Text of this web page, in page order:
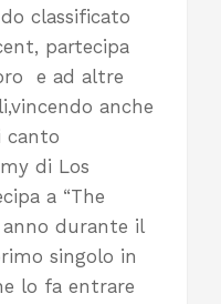
classificato
partecipa
e ad altre
anche
canto
di Los
a “The
anno durante il
singolo in
lo fa entrare